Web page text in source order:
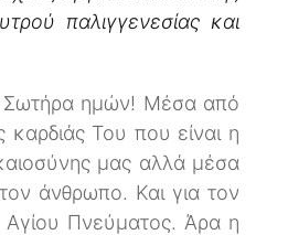
παλιγγενεσίας και
Σωτήρα ημών! Μέσα από
Του που είναι η
μας αλλά μέσα
άνθρωπο. Και για τον
Αγίου Πνεύματος. Άρα η